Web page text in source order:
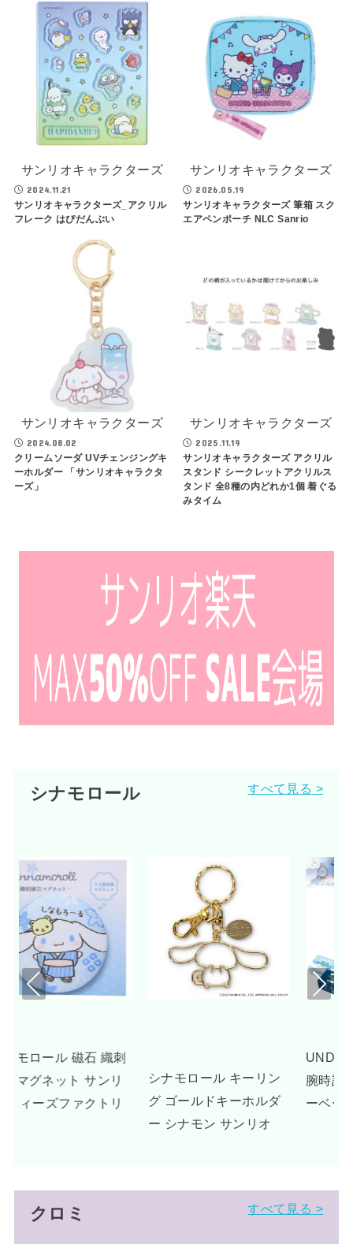
サンリオキャラクターズ
2024.11.21
サンリオキャラクターズ_アクリル
フレーク はぴだんぶい
サンリオキャラクターズ
2026.05.19
サンリオキャラクターズ 筆箱 スク
エアペンポーチ NLC Sanrio
サンリオキャラクターズ
2024.08.02
クリームソーダ UVチェンジングキ
ーホルダー 「サンリオキャラクタ
ーズ」
サンリオキャラクターズ
2025.11.19
サンリオキャラクターズ アクリル
スタンド シークレットアクリルス
タンド 全8種の内どれか1個 着ぐる
みタイム
シナモロール すべて見る >
シナモロール キーリン
グ ゴールドキーホルダ
ー シナモン サンリオ
UNDONE シナモロール
腕時計 グッズ ドリーミ
ーベージュ
Pre
Nex
クロミ すべて見る >